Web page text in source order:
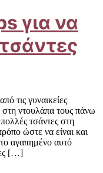
για να
τις γυναικείες
στη ντουλάπα τους πάνω
τσάντες στη
ώστε να είναι και
αγαπημένο αυτό
[…]